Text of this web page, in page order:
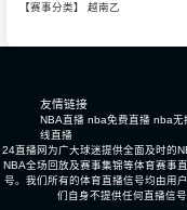
【赛事分类】 越南乙
友情链接
NBA直播 nba免费直播 nba无
线直播
24直播网为广大球迷提供全面及时的
NBA全场回放及赛事集锦等体育赛事
号。我们所有的体育直播信号均由用
们自身不提供任何直播信